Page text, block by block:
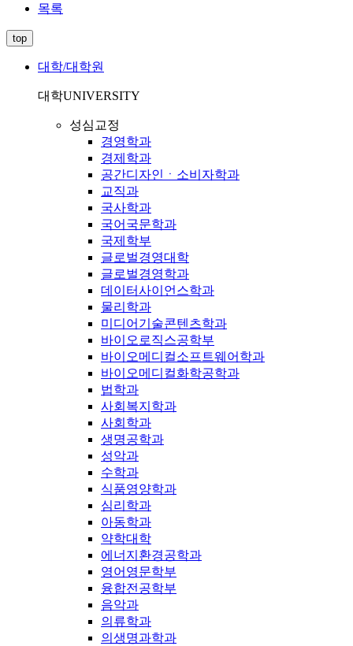
목록
top
대학/대학원
대학UNIVERSITY
성심교정
경영학과
경제학과
공간디자인ㆍ소비자학과
교직과
국사학과
국어국문학과
국제학부
글로벌경영대학
글로벌경영학과
데이터사이언스학과
물리학과
미디어기술콘텐츠학과
바이오로직스공학부
바이오메디컬소프트웨어학과
바이오메디컬화학공학과
법학과
사회복지학과
사회학과
생명공학과
성악과
수학과
식품영양학과
심리학과
아동학과
약학대학
에너지환경공학과
영어영문학부
융합전공학부
음악과
의류학과
의생명과학과